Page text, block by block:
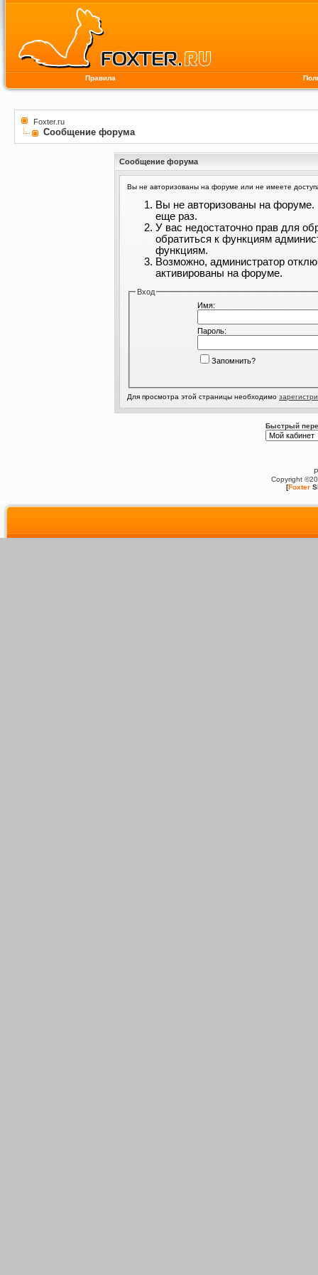
Правила
Foxter.ru
Сообщение форума
Сообщение форума
Вы не авторизованы на форуме или не имеете
Вы не авторизованы на форуме.
еще раз.
У вас недостаточно прав для
обратиться к функциям
функциям.
Возможно, администратор
активированы на форуме.
Вход
Имя:
Пароль:
Запомнить?
Для просмотра этой страницы необходимо
Быстрый
Copyright
[Foxter